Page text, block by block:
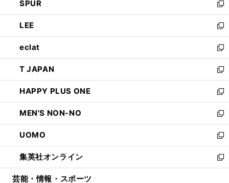
で
開
く
ド
ウ
で
開
く
ィ
ン
ド
ウ
で
開
く
い
ウ
ィ
ン
ド
ウ
で
開
く
SPUR
新
し
い
ウ
ィ
ン
ド
ウ
で
開
く
LEE
新
し
い
ウ
ィ
ン
ド
ウ
で
開
く
eclat
新
し
い
ウ
ィ
ン
ド
ウ
で
開
く
T JAPAN
新
し
い
ウ
ィ
ン
ド
ウ
で
開
HAPPY PLUS ONE
新
し
い
ウ
ィ
ン
ド
ウ
MEN'S NON-NO
新
し
い
ウ
ィ
ン
UOMO
新
し
い
ウ
集英社オンライン
新
し
芸能・情報・スポーツ